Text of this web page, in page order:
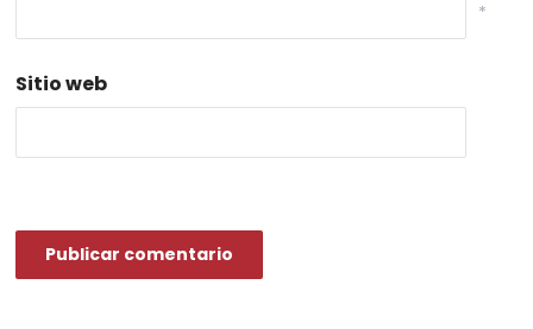
*
Sitio web